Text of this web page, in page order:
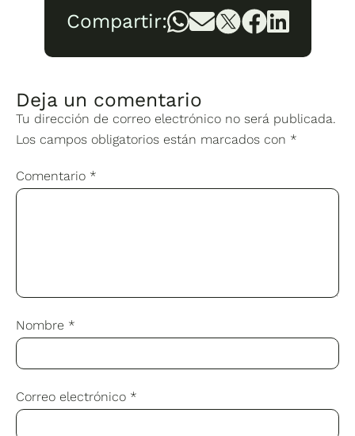
Compartir:
Deja un comentario
Tu dirección de correo electrónico no será publicada.
Los campos obligatorios están marcados con *
Comentario *
Nombre *
Correo electrónico *